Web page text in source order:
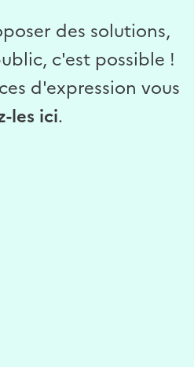
des solutions,
c'est possible !
d'expression vous
les ici.